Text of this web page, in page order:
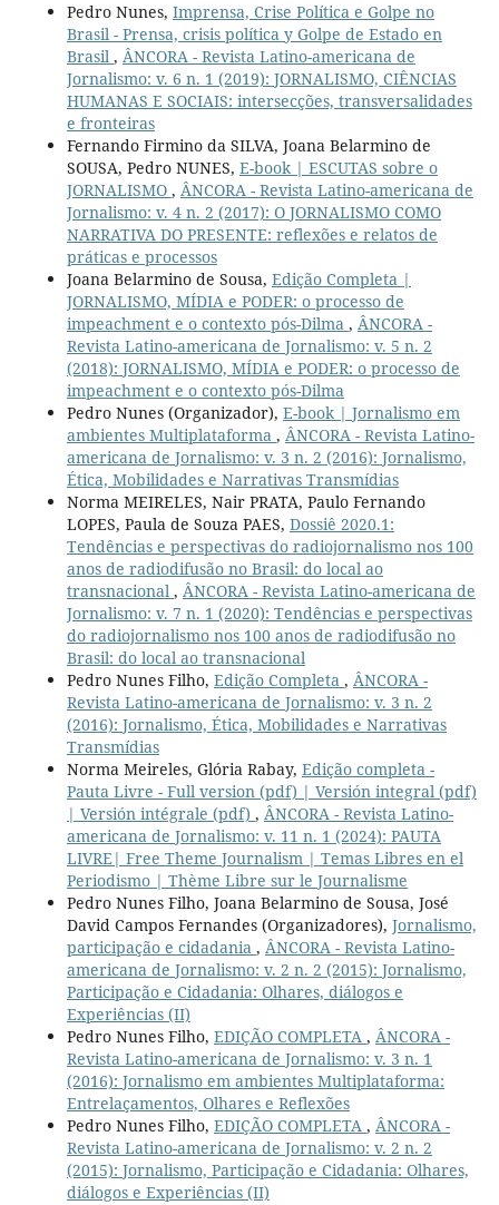
Pedro Nunes, Imprensa, Crise Política e Golpe no
Brasil - Prensa, crisis política y Golpe de Estado en
Brasil , ÂNCORA - Revista Latino-americana de
Jornalismo: v. 6 n. 1 (2019): JORNALISMO, CIÊNCIAS
HUMANAS E SOCIAIS: intersecções, transversalidades
e fronteiras
Fernando Firmino da SILVA, Joana Belarmino de
SOUSA, Pedro NUNES, E-book | ESCUTAS sobre o
JORNALISMO , ÂNCORA - Revista Latino-americana de
Jornalismo: v. 4 n. 2 (2017): O JORNALISMO COMO
NARRATIVA DO PRESENTE: reflexões e relatos de
práticas e processos
Joana Belarmino de Sousa, Edição Completa |
JORNALISMO, MÍDIA e PODER: o processo de
impeachment e o contexto pós-Dilma , ÂNCORA -
Revista Latino-americana de Jornalismo: v. 5 n. 2
(2018): JORNALISMO, MÍDIA e PODER: o processo de
impeachment e o contexto pós-Dilma
Pedro Nunes (Organizador), E-book | Jornalismo em
ambientes Multiplataforma , ÂNCORA - Revista Latino-
americana de Jornalismo: v. 3 n. 2 (2016): Jornalismo,
Ética, Mobilidades e Narrativas Transmídias
Norma MEIRELES, Nair PRATA, Paulo Fernando
LOPES, Paula de Souza PAES, Dossiê 2020.1:
Tendências e perspectivas do radiojornalismo nos 100
anos de radiodifusão no Brasil: do local ao
transnacional , ÂNCORA - Revista Latino-americana de
Jornalismo: v. 7 n. 1 (2020): Tendências e perspectivas
do radiojornalismo nos 100 anos de radiodifusão no
Brasil: do local ao transnacional
Pedro Nunes Filho, Edição Completa , ÂNCORA -
Revista Latino-americana de Jornalismo: v. 3 n. 2
(2016): Jornalismo, Ética, Mobilidades e Narrativas
Transmídias
Norma Meireles, Glória Rabay, Edição completa -
Pauta Livre - Full version (pdf) | Versión integral (pdf)
| Versión intégrale (pdf) , ÂNCORA - Revista Latino-
americana de Jornalismo: v. 11 n. 1 (2024): PAUTA
LIVRE| Free Theme Journalism | Temas Libres en el
Periodismo | Thème Libre sur le Journalisme
Pedro Nunes Filho, Joana Belarmino de Sousa, José
David Campos Fernandes (Organizadores), Jornalismo,
participação e cidadania , ÂNCORA - Revista Latino-
americana de Jornalismo: v. 2 n. 2 (2015): Jornalismo,
Participação e Cidadania: Olhares, diálogos e
Experiências (II)
Pedro Nunes Filho, EDIÇÃO COMPLETA , ÂNCORA -
Revista Latino-americana de Jornalismo: v. 3 n. 1
(2016): Jornalismo em ambientes Multiplataforma:
Entrelaçamentos, Olhares e Reflexões
Pedro Nunes Filho, EDIÇÃO COMPLETA , ÂNCORA -
Revista Latino-americana de Jornalismo: v. 2 n. 2
(2015): Jornalismo, Participação e Cidadania: Olhares,
diálogos e Experiências (II)